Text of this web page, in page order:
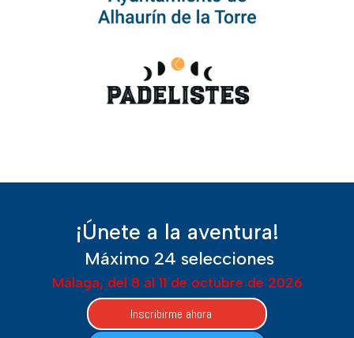
¡Únete a la aventura!
Máximo 24 selecciones
Málaga, del 8 al 11 de octubre de 2026
Inscribirme ahora